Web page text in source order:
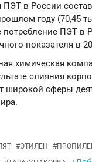
ПЭТ в России
году (70,45
потребление ПЭТ
показателя в
химическая
слияния
широкой сферы
#ЭТИЛЕН #